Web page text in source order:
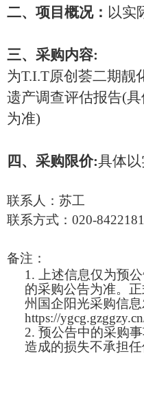
二、项目概况： 以实
三、采购内容:
为T.I.T原创荟二期靓
遗产调查评估报告(具
为准)
四 、采购限价:具体以
联系人：苏工
联系方式： 020-
备注：
1.
上述信息仅为预
的采购公告为准。
州国企阳光采购信
https://
2. 预公告中的采购
造成的损失不承担任